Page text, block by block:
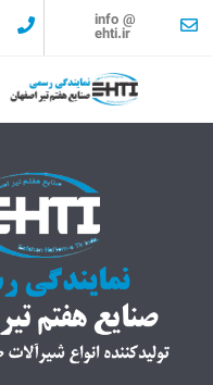
info @
ehti.ir